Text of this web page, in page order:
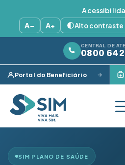
A−
A+ Alto contraste
CENTRAL DE
0800
Portal do Beneficiário
SIM PLANO DE SAÚDE